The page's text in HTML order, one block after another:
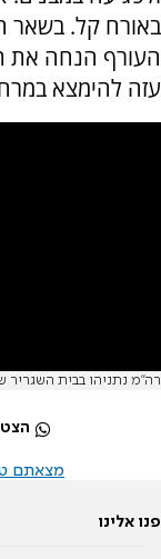
באורח קל. בשאר
העורף הנחה את
עזה להימצא במרחק של עד 15
רה''מ נתניהו בבית השגריר
מצאתם
פנו אלינו